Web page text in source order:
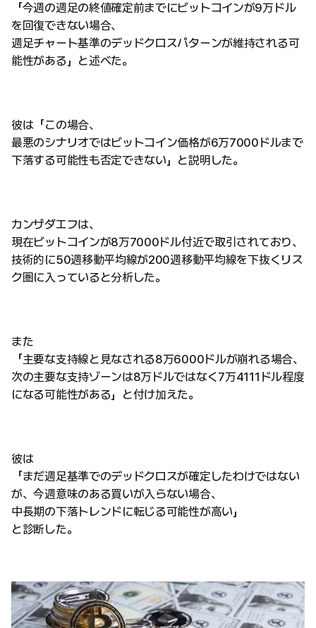
「今週の週足の終値確定前までにビットコインが9万ドル
を回復できない場合、
週足チャート基準のデッドクロスパターンが維持される可
能性がある」と述べた。
彼は「この場合、
最悪のシナリオではビットコイン価格が6万7000ドルまで
下落する可能性も否定できない」と説明した。
カンザダエフは、
現在ビットコインが8万7000ドル付近で取引されており、
技術的に50週移動平均線が200週移動平均線を下抜くリス
ク圏に入っていると分析した。
また
「主要な支持線と見なされる8万6000ドルが崩れる場合、
次の主要な支持ゾーンは8万ドルではなく7万4111ドル程度
になる可能性がある」と付け加えた。
彼は
「まだ週足基準でのデッドクロスが確定したわけではない
が、今週意味のある買いが入らない場合、
中長期の下落トレンドに転じる可能性が高い」
と診断した。